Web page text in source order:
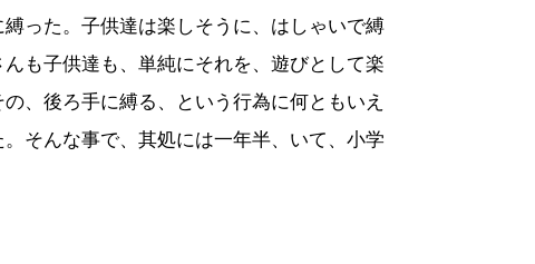
った。子供達は楽しそうに、はしゃいで縛
も子供達も、単純にそれを、遊びとして楽
、後ろ手に縛る、という行為に何ともいえ
そんな事で、其処には一年半、いて、小学